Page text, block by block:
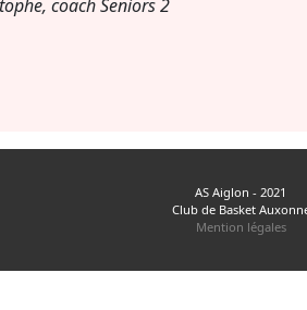
coach Seniors 2
AS Aiglon - 2021
Club de Basket
Mention légales